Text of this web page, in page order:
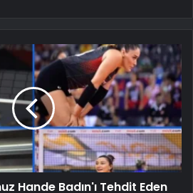
Hande Badın'ı Tehdit Eden